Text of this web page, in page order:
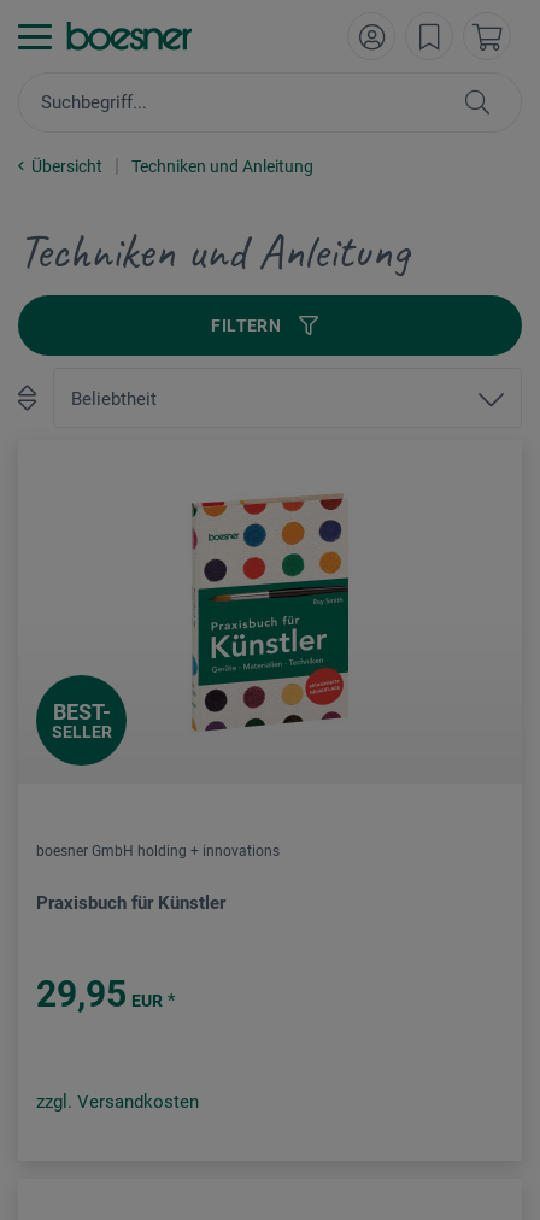
Übersicht Techniken und Anleitung
Techniken und Anleitung
FILTERN
BEST-
SELLER
boesner GmbH holding + innovations
Praxisbuch für Künstler
29,95 EUR *
zzgl. Versandkosten